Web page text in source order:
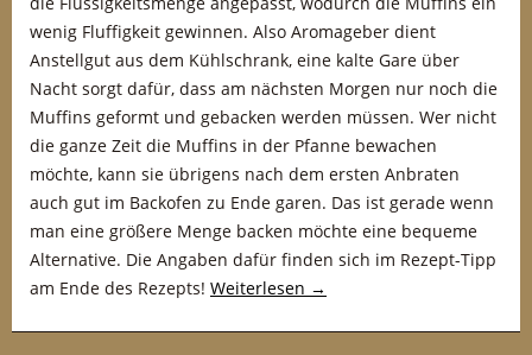
wenig Fluffigkeit gewinnen. Also Aromageber dient
Anstellgut aus dem Kühlschrank, eine kalte Gare über
Nacht sorgt dafür, dass am nächsten Morgen nur noch die
Muffins geformt und gebacken werden müssen. Wer nicht
die ganze Zeit die Muffins in der Pfanne bewachen
möchte, kann sie übrigens nach dem ersten Anbraten
auch gut im Backofen zu Ende garen. Das ist gerade wenn
man eine größere Menge backen möchte eine bequeme
Alternative. Die Angaben dafür finden sich im Rezept-Tipp
am Ende des Rezepts! Weiterlesen →